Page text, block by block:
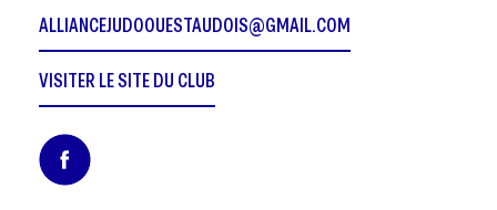
ALLIANCEJUDOOUESTAUDOIS@GMAIL.COM
VISITER LE SITE DU CLUB